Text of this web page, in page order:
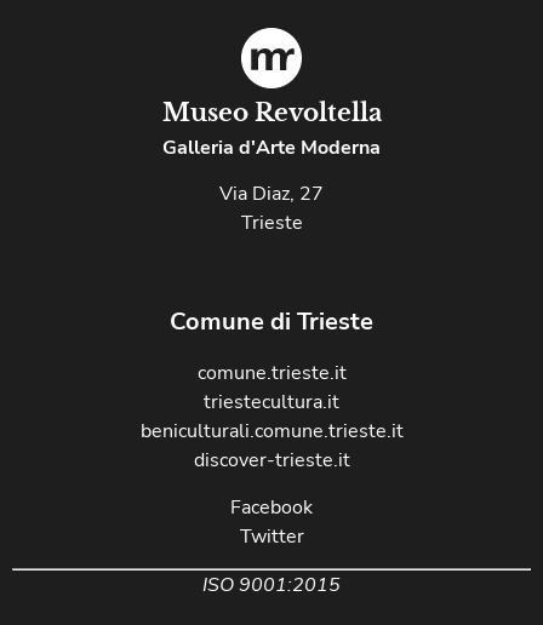
Museo Revoltella
Galleria d'Arte Moderna
Via Diaz, 27
Trieste
Comune di Trieste
comune.trieste.it
triestecultura.it
beniculturali.comune.trieste.it
discover-trieste.it
Facebook
Twitter
ISO 9001:2015